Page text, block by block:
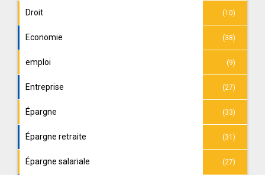
Droit (10)
Economie (38)
emploi (9)
Entreprise (27)
Épargne (33)
Épargne retraite (31)
Épargne salariale (27)